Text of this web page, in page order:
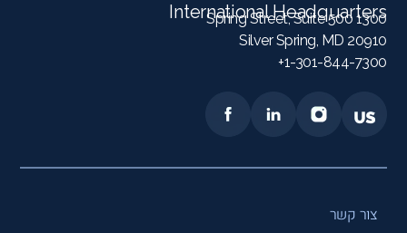
International Headquarters
1300 Spring Street, Suite 500
Silver Spring, MD 20910
1-301-844-7300+
צור קשר